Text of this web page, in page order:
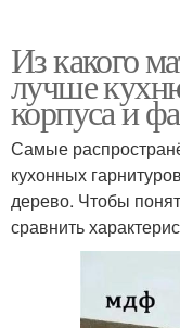
Из какого
лучше
корпуса и
Самые
кухонных
дерево. Чтобы
сравнить